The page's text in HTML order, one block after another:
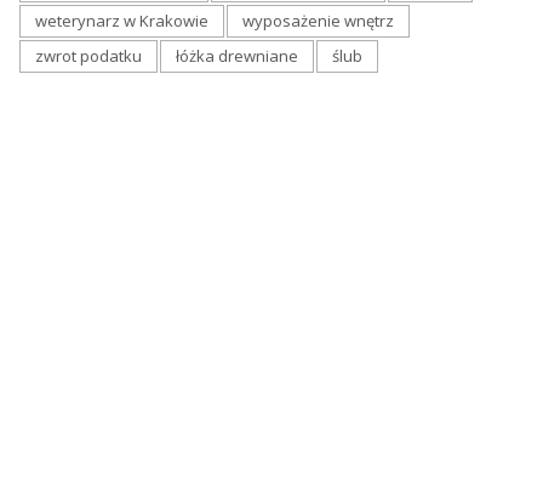
weterynarz w Krakowie
wyposażenie wnętrz
zwrot podatku
łóżka drewniane ślub